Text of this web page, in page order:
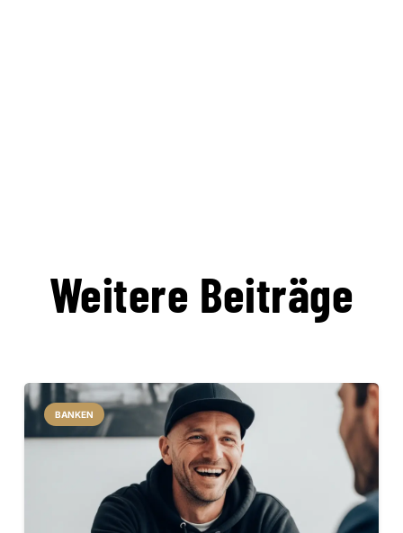
Weitere Beiträge
BANKEN